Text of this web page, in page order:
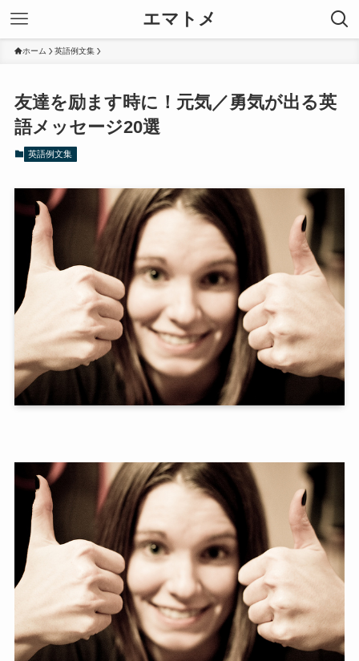
エマトメ
ホーム 英語例文集
友達を励ます時に！元気／勇気が出る英
語メッセージ20選
英語例文集